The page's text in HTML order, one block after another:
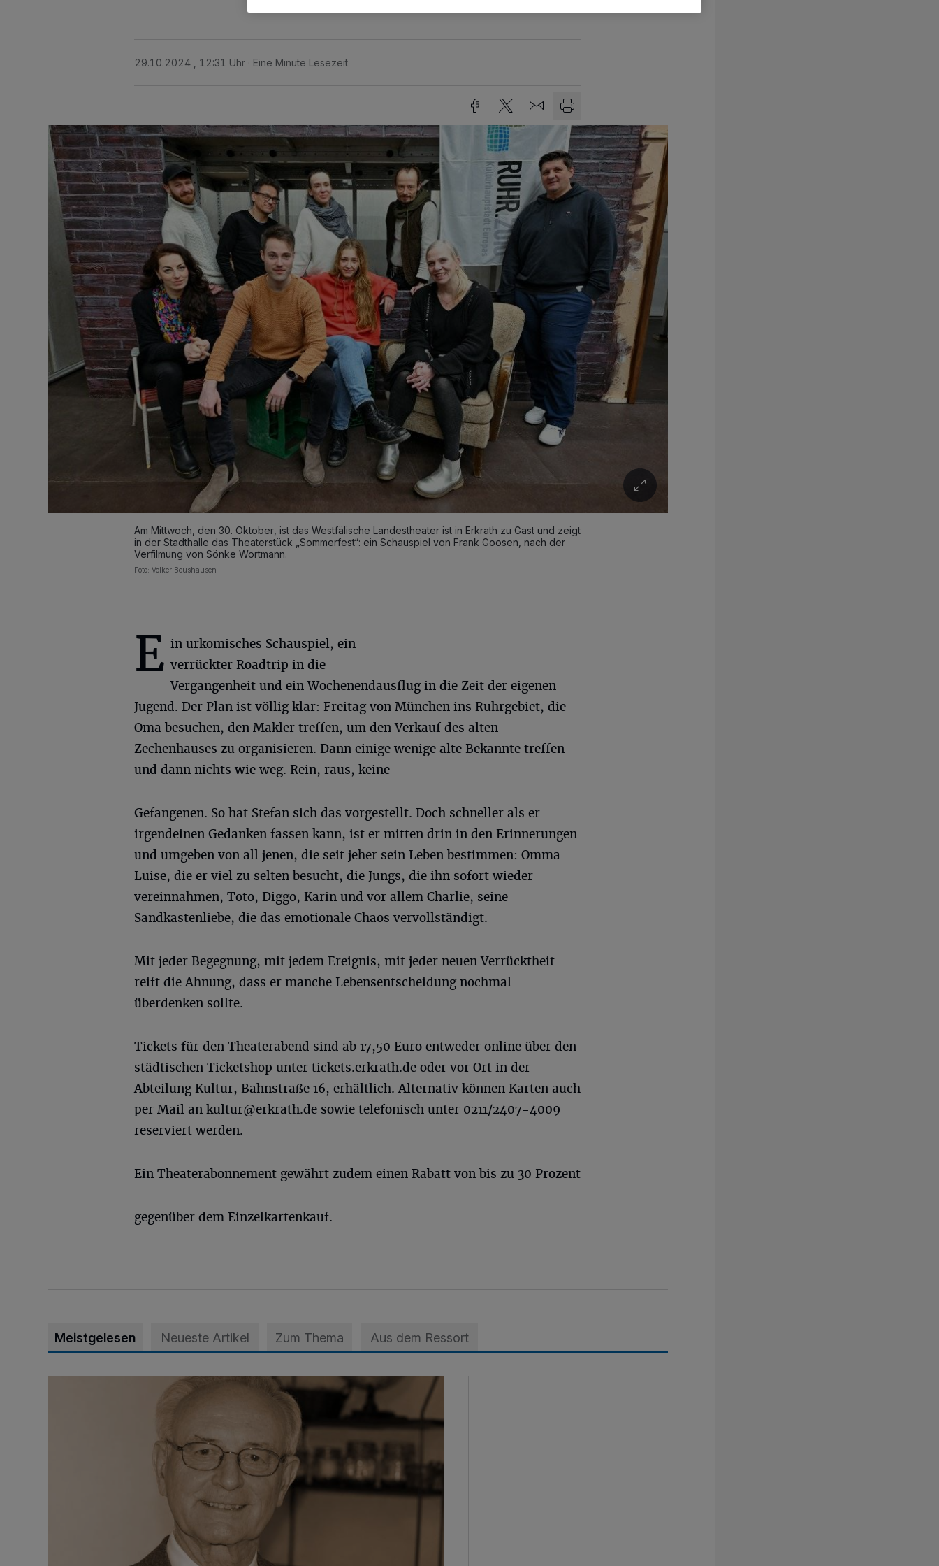
29.10.2024 , 12:31 Uhr Eine Minute Lesezeit
Am Mittwoch, den 30. Oktober, ist das Westfälische Landestheater ist in Erkrath zu Gast und zeigt
in der Stadthalle das Theaterstück „Sommerfest“: ein Schauspiel von Frank Goosen, nach der
Verfilmung von Sönke Wortmann.
Foto: Volker Beushausen
E in urkomisches Schauspiel, ein
verrückter Roadtrip in die
Vergangenheit und ein Wochenendausflug in die Zeit der eigenen
Jugend. Der Plan ist völlig klar: Freitag von München ins Ruhrgebiet, die
Oma besuchen, den Makler treffen, um den Verkauf des alten
Zechenhauses zu organisieren. Dann einige wenige alte Bekannte treffen
und dann nichts wie weg. Rein, raus, keine
Gefangenen. So hat Stefan sich das vorgestellt. Doch schneller als er
irgendeinen Gedanken fassen kann, ist er mitten drin in den Erinnerungen
und umgeben von all jenen, die seit jeher sein Leben bestimmen: Omma
Luise, die er viel zu selten besucht, die Jungs, die ihn sofort wieder
vereinnahmen, Toto, Diggo, Karin und vor allem Charlie, seine
Sandkastenliebe, die das emotionale Chaos vervollständigt.
Mit jeder Begegnung, mit jedem Ereignis, mit jeder neuen Verrücktheit
reift die Ahnung, dass er manche Lebensentscheidung nochmal
überdenken sollte.
Tickets für den Theaterabend sind ab 17,50 Euro entweder online über den
städtischen Ticketshop unter tickets.erkrath.de oder vor Ort in der
Abteilung Kultur, Bahnstraße 16, erhältlich. Alternativ können Karten auch
per Mail an kultur@erkrath.de sowie telefonisch unter 0211/2407-4009
reserviert werden.
Ein Theaterabonnement gewährt zudem einen Rabatt von bis zu 30 Prozent
gegenüber dem Einzelkartenkauf.
Meistgelesen Neueste Artikel Zum Thema Aus dem Ressort
SPD trauert um Klaus Hänsch